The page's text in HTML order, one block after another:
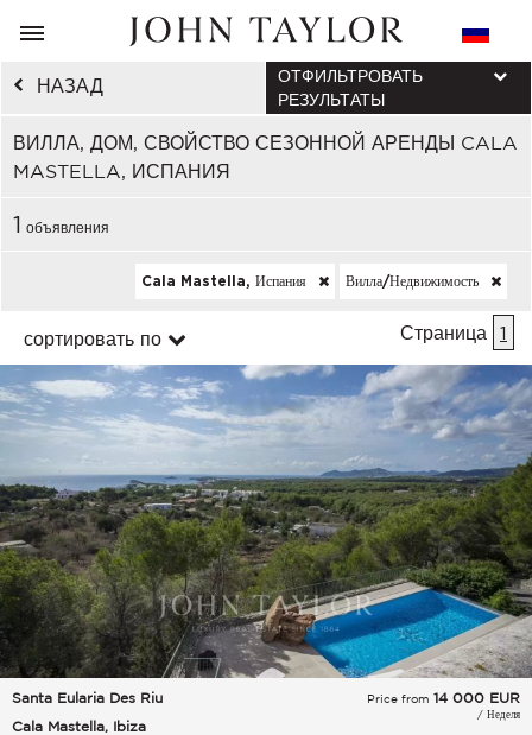
НАЗАД
ВИЛЛА, ДОМ, СВОЙСТВО СЕЗОННОЙ АРЕНДЫ CALA
MASTELLA, ИСПАНИЯ
ОТФИЛЬТРОВАТЬ
РЕЗУЛЬТАТЫ
1 объявления
Cala Mastella, Испания Вилла/недвижимость
сортировать по Страница 1
Santa Eularia Des Riu
Cala Mastella, Ibiza
Price from 14 000 EUR
/ Неделя